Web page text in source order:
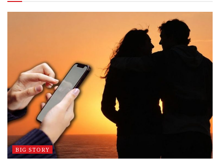
BIG STORY